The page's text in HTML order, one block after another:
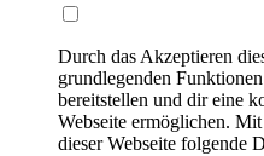
Durch das Akzeptieren
grundlegenden
bereitstellen und dir eine
Webseite ermöglichen.
dieser Webseite folgende